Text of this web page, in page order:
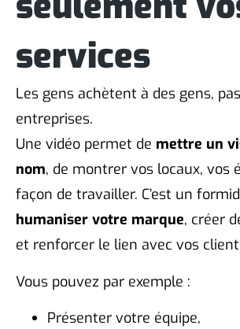
services
Les gens achètent à des gens,
entreprises.
Une vidéo permet de mettre un
nom, de montrer vos locaux, vos
façon de travailler. C’est un
humaniser votre marque, créer
et renforcer le lien avec vos
Vous pouvez par exemple :
Présenter votre équipe,